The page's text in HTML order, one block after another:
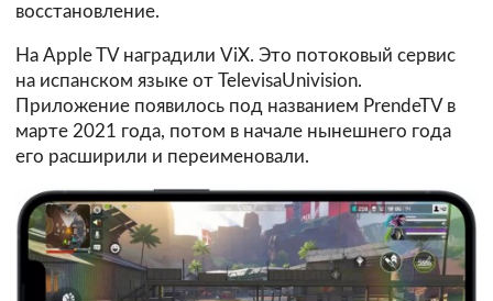
восстановление.
На Apple TV наградили ViX. Это потоковый сервис
на испанском языке от TelevisaUnivision.
Приложение появилось под названием PrendeTV в
марте 2021 года, потом в начале нынешнего года
его расширили и переименовали.